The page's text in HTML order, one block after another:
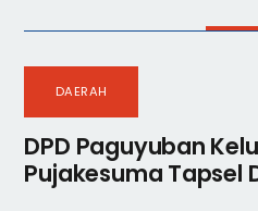
DAERAH
DPD Paguyuban
Pujakesuma Tapsel